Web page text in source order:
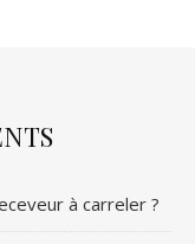
à carreler ?